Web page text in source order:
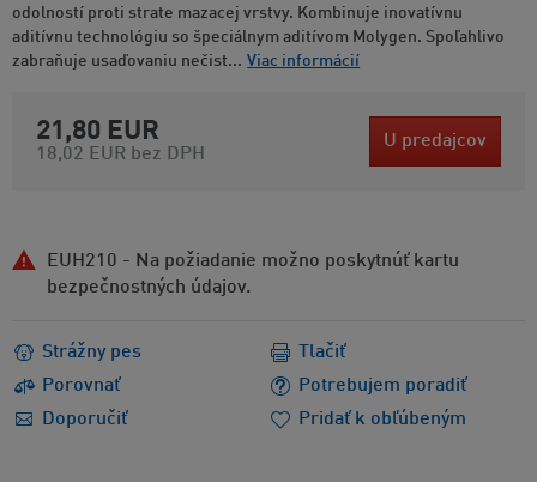
odolností proti strate mazacej vrstvy. Kombinuje inovatívnu
aditívnu technológiu so špeciálnym aditívom Molygen. Spoľahlivo
zabraňuje usaďovaniu nečist... Viac informácií
21,80 EUR
18,02 EUR bez DPH
U predajcov
EUH210 - Na požiadanie možno poskytnúť kartu
bezpečnostných údajov.
Strážny pes
Porovnať
Potrebujem poradiť
Doporučiť
Tlačiť
Pridať k obľúbeným